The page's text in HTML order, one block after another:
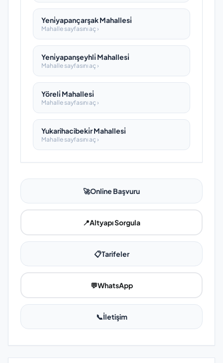
Yeni̇yapançarşak Mahallesi̇
Mahalle sayfasını aç ›
Yeni̇yapanşeyhli̇ Mahallesi̇
Mahalle sayfasını aç ›
Yöreli̇ Mahallesi̇
Mahalle sayfasını aç ›
Yukarihacibeki̇r Mahallesi̇
Mahalle sayfasını aç ›
🚀Online Başvuru
📍Altyapı Sorgula
📋Tarifeler
💬WhatsApp
📞İletişim